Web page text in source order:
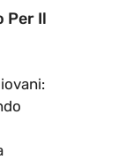
Per Il